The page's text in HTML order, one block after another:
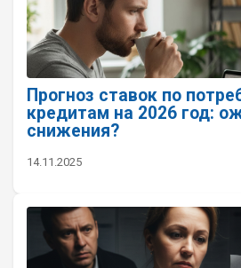
Прогноз ставок по
кредитам на 2026 год:
снижения?
14.11.2025